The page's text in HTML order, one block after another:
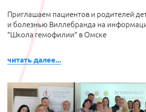
Приглашаем пациентов и родителей
и болезнью Виллебранда на
"Школа гемофилии" в Омске
читать далее...